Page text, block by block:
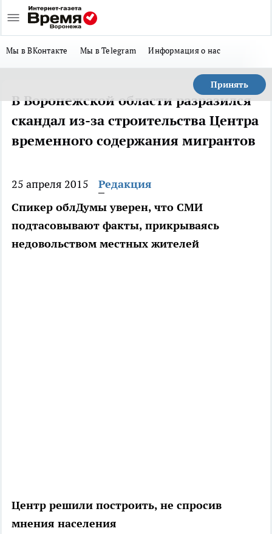
Мы в ВКонтакте Мы в Telegram Информация о нас
Принять
В Воронежской области разразился
скандал из-за строительства Центра
временного содержания мигрантов
25 апреля 2015
Редакция
Спикер облДумы уверен, что СМИ
подтасовывают факты, прикрываясь
недовольством местных жителей
Центр решили построить, не спросив
мнения населения